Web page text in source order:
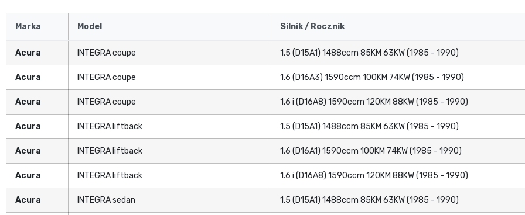
Marka Model Silnik / Rocznik
Acura INTEGRA coupe 1.5 (D15A1) 1488ccm 85KM 63KW (1985 - 1990)
Acura INTEGRA coupe 1.6 (D16A3) 1590ccm 100KM 74KW (1985 - 1990)
Acura INTEGRA coupe 1.6 i (D16A8) 1590ccm 120KM 88KW (1985 - 1990)
Acura INTEGRA liftback 1.5 (D15A1) 1488ccm 85KM 63KW (1985 - 1990)
Acura INTEGRA liftback 1.6 (D16A1) 1590ccm 100KM 74KW (1985 - 1990)
Acura INTEGRA liftback 1.6 i (D16A8) 1590ccm 120KM 88KW (1985 - 1990)
Acura INTEGRA sedan 1.5 (D15A1) 1488ccm 85KM 63KW (1985 - 1990)